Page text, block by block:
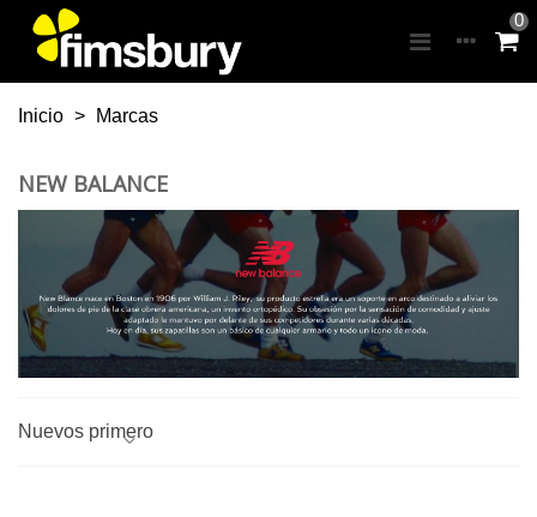
0
Inicio > Marcas
NEW BALANCE
Nuevos primero